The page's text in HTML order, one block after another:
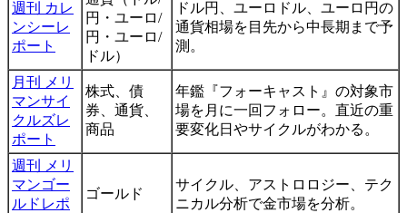
週刊 カレ
ンシーレ
ポート
円・ユーロ/
円・ユーロ/
ドル）
ドル円、ユーロドル、ユーロ円の
通貨相場を目先から中長期まで予
測。
月刊 メリ
マンサイ
クルズレ
ポート
株式、債
券、通貨、
商品
年鑑『フォーキャスト』の対象市
場を月に一回フォロー。直近の重
要変化日やサイクルがわかる。
週刊 メリ
マンゴー
ルドレポ
ゴールド
サイクル、アストロロジー、テク
ニカル分析で金市場を分析。